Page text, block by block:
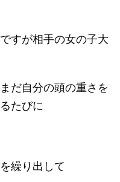
すが相手の女の子大
だ自分の頭の重さを
たびに
繰り出して